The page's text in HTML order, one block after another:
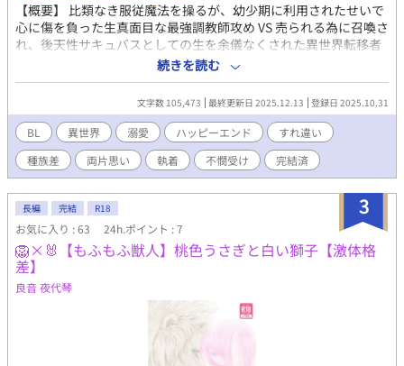
【概要】 比類なき服従魔法を操るが、幼少期に利用されたせいで
心に傷を負った生真面目な最強調教師攻め VS 売られる為に召喚さ
れ、後天性サキュバスとしての生を余儀なくされた異世界転移者
受け ＼ファイ！／ ■作品傾向：焦れったく距離を詰めていく両片
思い&ハピエン確約のすれ違い ■性癖：異世界ダークファンタジ
ーBL×種族差×隷属種になったことに思い悩む 【あらすじ】 人
間が魔物を従える異世界に召喚されたリベラは、高額商品として
売る為にサキュバスへと変異させられた。 そして魔法学校内のオ
ークションで不愛想な魔物学科の学生カリタスに買われ、期限付
きの魔法契約を迫られる。 内容はカリタスが卒業するまで保護す
る代わりに、共に授業へ出席してほしいというもの。 拒否権のな
いリベラは承諾するが、魔法契約で支配権を奪われてしまう。 首
に刻まれた契約の証はカリタスの所有権を主張する代わりに、他
者の手出しを防ぐ効果もある。 だが信頼関係のない今は、鎖に繋
がれている感覚しか感じられない。 当然「大切にする」という言
葉は信じられず、疑心暗鬼のまま後天性サキュバスとしての生活
が始まってしまったが――。
続きを読む
文字数 105,473 最終更新日 2025.12.13 登録日 2025.10.31
BL 異世界 溺愛 ハッピーエンド
すれ違い
種族差
両片思い 執着 不憫受け 完結済
3
長編 完結 R18
お気に入り : 63 24h.ポイント : 7
🦁×🐰【もふもふ獣人】桃色うさぎと白い獅子【激体格
差】
良音 夜代琴